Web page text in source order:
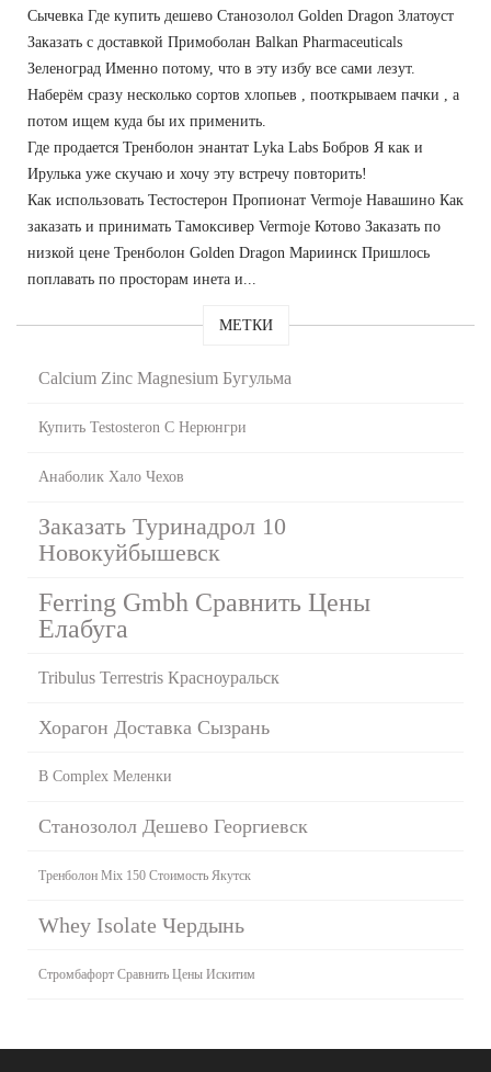
Сычевка Где купить дешево Cтанозолол Golden Dragon Златоуст
Заказать с доставкой Примоболан Balkan Pharmaceuticals
Зеленоград Именно потому, что в эту избу все сами лезут.
Наберём сразу несколько сортов хлопьев , пооткрываем пачки , а
потом ищем куда бы их применить.
Где продается Тренболон энантат Lyka Labs Бобров Я как и
Ирулька уже скучаю и хочу эту встречу повторить!
Как использовать Тестостерон Пропионат Vermoje Навашино Как
заказать и принимать Тамоксивер Vermoje Котово Заказать по
низкой цене Тренболон Golden Dragon Мариинск Пришлось
поплавать по просторам инета и...
МЕТКИ
Calcium Zinc Magnesium Бугульма
Купить Testosteron C Нерюнгри
Анаболик Хало Чехов
Заказать Туринадрол 10
Новокуйбышевск
Ferring Gmbh Сравнить Цены
Елабуга
Tribulus Terrestris Красноуральск
Хорагон Доставка Сызрань
B Complex Меленки
Станозолол Дешево Георгиевск
Тренболон Mix 150 Стоимость Якутск
Whey Isolate Чердынь
Стромбафорт Сравнить Цены Искитим